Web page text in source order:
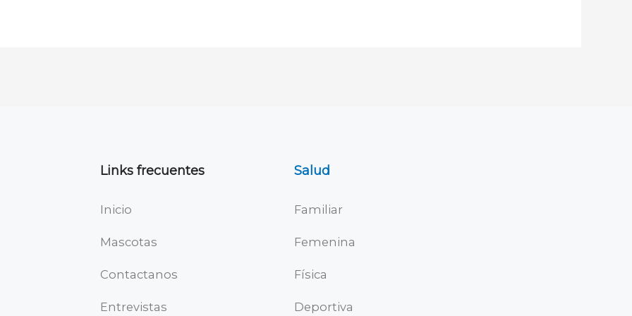
Links frecuentes
Inicio
Mascotas
Contactanos
Entrevistas
Salud
Familiar
Femenina
Física
Deportiva